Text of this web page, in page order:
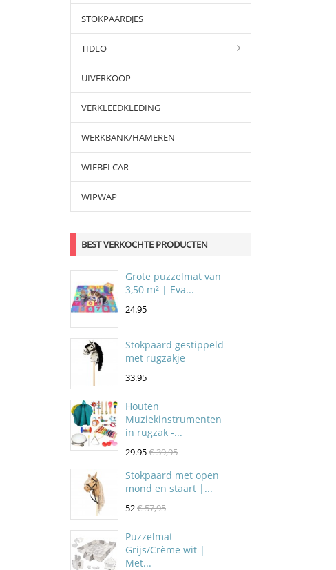
STOKPAARDJES
TIDLO
UIVERKOOP
VERKLEEDKLEDING
WERKBANK/HAMEREN
WIEBELCAR
WIPWAP
BEST VERKOCHTE PRODUCTEN
Grote puzzelmat van
3,50 m² | Eva...
24.95
Stokpaard gestippeld
met rugzakje
33.95
Houten
Muziekinstrumenten
in rugzak -...
29.95€ 39,95
Stokpaard met open
mond en staart |...
52€ 57,95
Puzzelmat
Grijs/Crème wit |
Met...